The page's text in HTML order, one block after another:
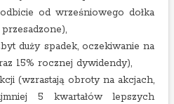
od wrześniowego dołka
duży spadek, oczekiwanie na
15% rocznej dywidendy),
(wzrastają obroty na akcjach,
5 kwartałów lepszych